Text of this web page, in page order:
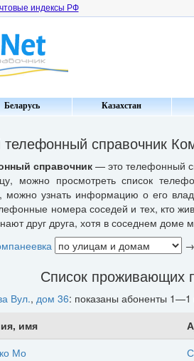
индексы РФ
Беларусь Казахстан
справочник
справочник— это телефонный
можно просмотреть список
узнать информацию о его
номера соседей и тех, кто
друг друга, хотя в соседнем доме
→
Список проживающих
Вул., дом 36: показаны абоненты 1—1
имя
Мо